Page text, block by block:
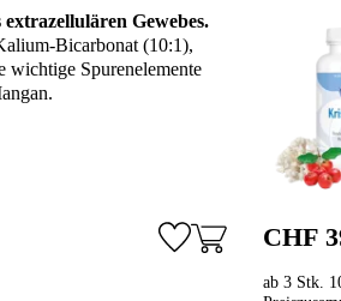
Gewebes.
Bicarbonat (10:1),
wichtige Spurenelemente
CHF
ab 3 Stk.